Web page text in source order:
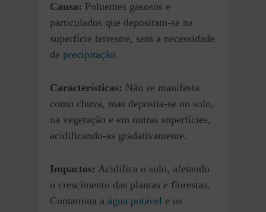
Causa: Poluentes gasosos e
particulados que depositam-se na
superfície terrestre, sem a necessidade
de precipitação.
Características: Não se manifesta
como chuva, mas deposita-se no solo,
na vegetação e em outras superfícies,
acidificando-as gradativamente.
Impactos: Acidifica o solo, afetando
o crescimento das plantas e florestas.
Contamina a água potável e os